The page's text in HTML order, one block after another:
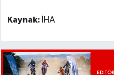
Kaynak: İHA